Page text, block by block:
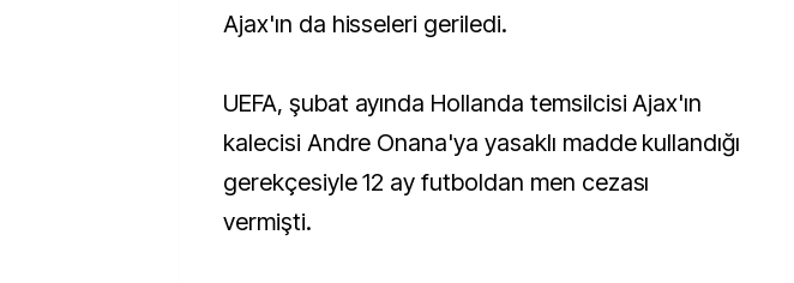
Ajax'ın da hisseleri geriledi.
UEFA, şubat ayında Hollanda temsilcisi Ajax'ın
kalecisi Andre Onana'ya yasaklı madde kullandığı
gerekçesiyle 12 ay futboldan men cezası
vermişti.